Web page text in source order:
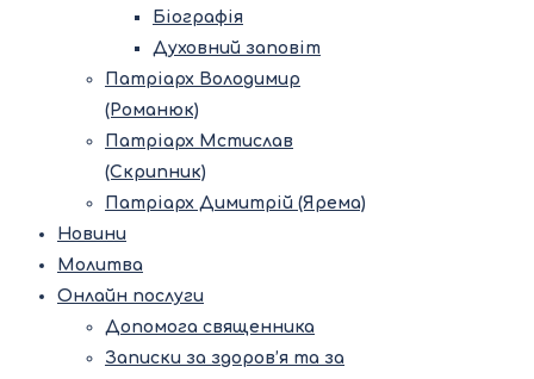
Біографія
Духовний заповіт
Патріарх Володимир
(Романюк)
Патріарх Мстислав
(Скрипник)
Патріарх Димитрій (Ярема)
Новини
Молитва
Онлайн послуги
Допомога священника
Записки за здоров’я та за